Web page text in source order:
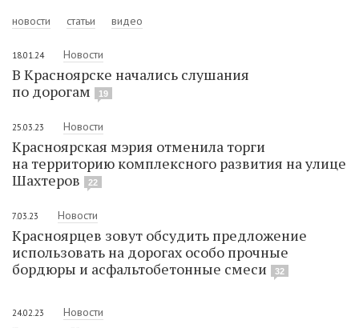
новости статьи видео
18.01.24 Новости
В Красноярске начались слушания
по дорогам
19
25.03.23 Новости
Красноярская мэрия отменила торги
на территорию комплексного развития на улице
Шахтеров
22
7.03.23 Новости
Красноярцев зовут обсудить предложение
использовать на дорогах особо прочные
бордюры и асфальтобетонные смеси
32
24.02.23 Новости